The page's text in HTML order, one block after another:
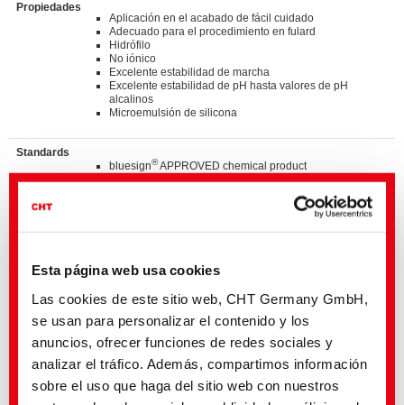
Esta página web usa cookies
Las cookies de este sitio web, CHT Germany GmbH,
se usan para personalizar el contenido y los
anuncios, ofrecer funciones de redes sociales y
analizar el tráfico. Además, compartimos información
sobre el uso que haga del sitio web con nuestros
Propiedades
Aplicación en el acabado de fácil cuidado
Adecuado para el procedimiento en fulard
Hidrófilo
No iónico
Excelente estabilidad de marcha
Excelente estabilidad de pH hasta valores de pH
alcalinos
Microemulsión de silicona
Standards
bluesign®APPROVED chemical product
GOTS approved input (colorant/textile auxiliary) by
ZDHC MRSL v3.1 Conformance Level 3
Suitable for application on textile articles intended to fulfil
the requirements of the OEKO-TEX®STANDARD 100
Listed on “The List by INDITEX” with AA
level